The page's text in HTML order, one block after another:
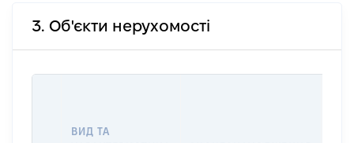
3. Об'єкти нерухомості
ВИД ТА